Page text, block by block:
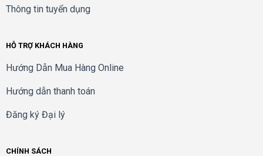
Thông tin tuyển dụng
HỖ TRỢ KHÁCH HÀNG
Hướng Dẫn Mua Hàng Online
Hướng dẫn thanh toán
Đăng ký Đại lý
CHÍNH SÁCH